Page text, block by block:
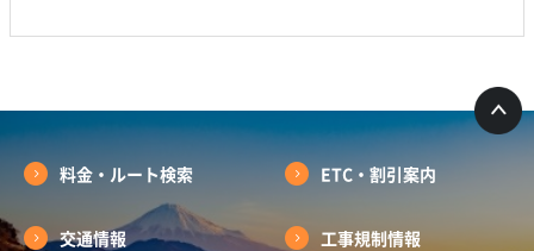
料金・ルート検索 ETC・割引案内
交通情報 工事規制情報